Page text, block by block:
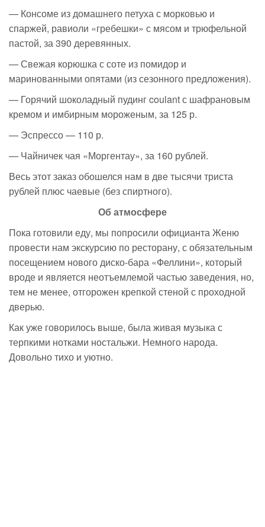
— Консоме из домашнего петуха с морковью и
спаржей, равиоли «гребешки» с мясом и трюфельной
пастой, за 390 деревянных.
— Свежая корюшка с соте из помидор и
маринованными опятами (из сезонного предложения).
— Горячий шоколадный пудинг coulant с шафрановым
кремом и имбирным мороженым, за 125 р.
— Эспрессо — 110 р.
— Чайничек чая «Моргентау», за 160 рублей.
Весь этот заказ обошелся нам в две тысячи триста
рублей плюс чаевые (без спиртного).
Об атмосфере
Пока готовили еду, мы попросили официанта Женю
провести нам экскурсию по ресторану, с обязательным
посещением новогодиско-бара «Феллини», который
вроде и является неотъемлемой частью заведения, но,
тем не менее, отгорожен крепкой стеной с проходной
дверью.
Как уже говорилось выше, была живая музыка с
терпкими нотками ностальжи. Немного народа.
Довольно тихо и уютно.